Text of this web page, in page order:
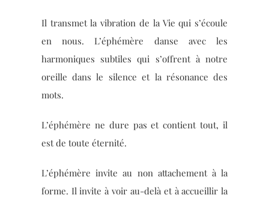
Il transmet la vibration de la Vie qui s’écoule
en nous. L’éphémère danse avec les
harmoniques subtiles qui s’offrent à notre
oreille dans le silence et la résonance des
mots.
L’éphémère ne dure pas et contient tout, il
est de toute éternité.
L’éphémère invite au non attachement à la
forme. Il invite à voir au-delà et à accueillir la